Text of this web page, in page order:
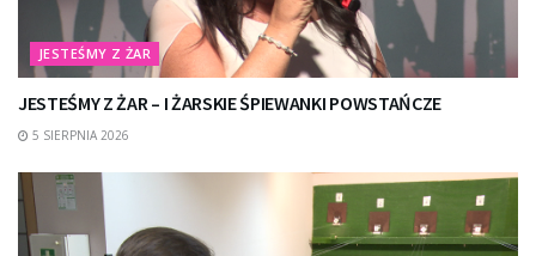
JESTEŚMY Z ŻAR
JESTEŚMY Z ŻAR – I ŻARSKIE ŚPIEWANKI POWSTAŃCZE
5 SIERPNIA 2026